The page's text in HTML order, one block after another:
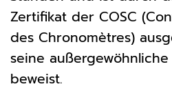
Zertifikat der COSC
des Chronomètres)
seine
beweist.